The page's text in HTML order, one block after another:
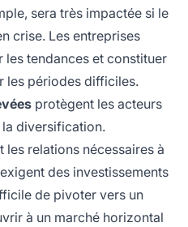
sera très impactée si le
crise. Les entreprises
tendances et constituer
les périodes difficiles.
protègent les acteurs
diversification.
les relations nécessaires à
des investissements
de pivoter vers un
à un marché horizontal